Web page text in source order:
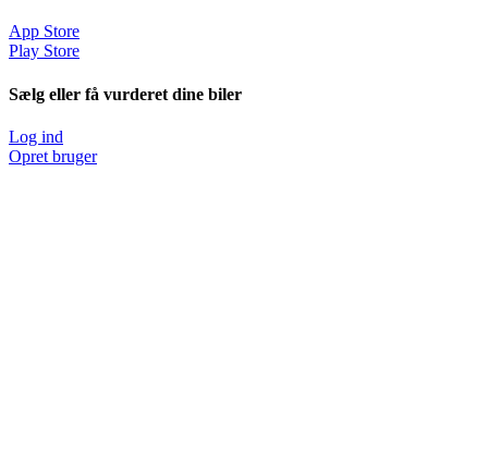
App Store
Play Store
Sælg eller få vurderet dine biler
Log ind
Opret bruger